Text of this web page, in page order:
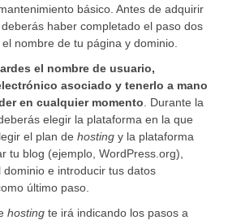
básico. Antes de adquirir
haber completado el paso dos
nombre de tu página y dominio.
el nombre de usuario,
asociado y tenerlo a mano
en cualquier momento . Durante la
elegir la plataforma en la que
el plan de hosting y la plataforma
tu blog (ejemplo, WordPress.org),
e introducir tus datos
último paso.
hosting te irá indicando los pasos a